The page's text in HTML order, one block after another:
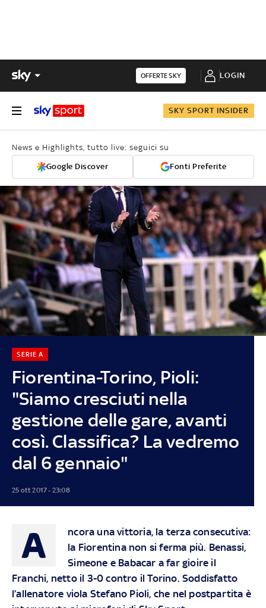
OFFERTE SKY LOGIN
SKY SPORT INSIDER
News e Highlights, tutto live: seguici su
Google Discover Fonti Preferite
Fiorentina-Torino, Pioli:
"Siamo cresciuti nella
gestione delle gare, avanti
così. Classifica? La vedremo
dal 6 gennaio"
SERIE A
25 ott 2017 - 23:08
A
ncora una vittoria, la terza consecutiva:
la Fiorentina non si ferma più. Benassi,
Simeone e Babacar a far gioire il
Franchi, netto il 3-0 contro il Torino. Soddisfatto
l’allenatore viola Stefano Pioli, che nel postpartita è